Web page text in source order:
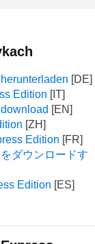
Edition
Edition
ダウンロードす
Edition